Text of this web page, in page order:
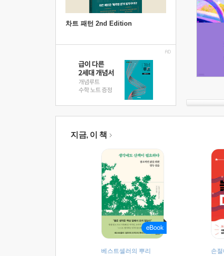
차트 패턴 2nd Edition
지금, 이 책
베스트셀러의 뿌리 손